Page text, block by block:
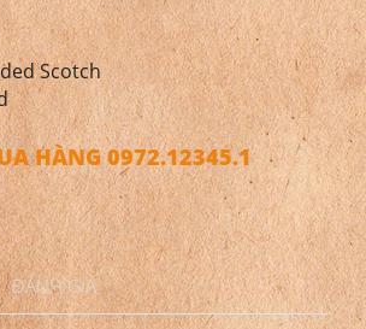
Scotch
HÀNG 0972.12345.1
ĐÁNH GIÁ